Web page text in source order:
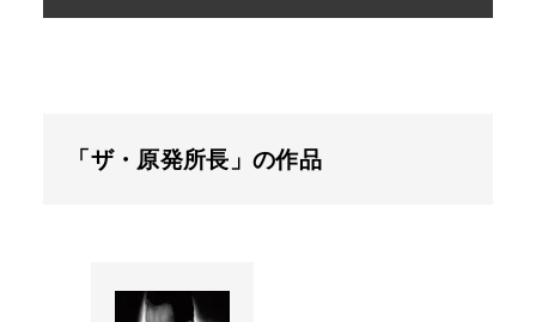
「ザ・原発所長」の作品